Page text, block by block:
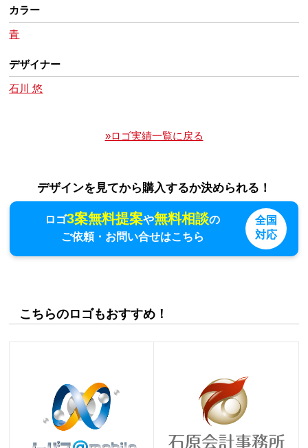
カラー
青
デザイナー
石川 悠
»ロゴ実績一覧に戻る
デザインを見てから購入するか決められる！
ロゴ3案無料提案や無料相談の
ご依頼・お問い合せはこちら
全国
対応
こちらのロゴもおすすめ！